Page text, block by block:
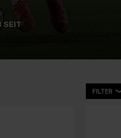
SEIT
FILTER